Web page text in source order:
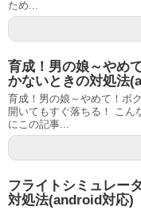
ため...
育成！男の娘～やめ
かないときの対処法
育成！男の娘～やめて！ボ
開いてもすぐ落ちる！ こん
にこの記事...
フライトシミュレー
対処法(android対応)